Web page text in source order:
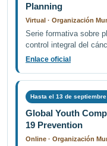
Planning
Virtual · Organización
Serie formativa sobre
control integral del
Enlace oficial
Hasta el 13 de
Global Youth
19 Prevention
Online · Organización